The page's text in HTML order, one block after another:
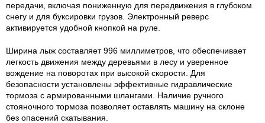
передачи, включая пониженную для передвижения в глубоком
снегу и для буксировки грузов. Электронный реверс
активируется удобной кнопкой на руле.
Ширина лыж составляет 996 миллиметров, что обеспечивает
легкость движения между деревьями в лесу и уверенное
вождение на поворотах при высокой скорости. Для
безопасности установлены эффективные гидравлические
тормоза с армированными шлангами. Наличие ручного
стояночного тормоза позволяет оставлять машину на склоне
без опасений скатывания.